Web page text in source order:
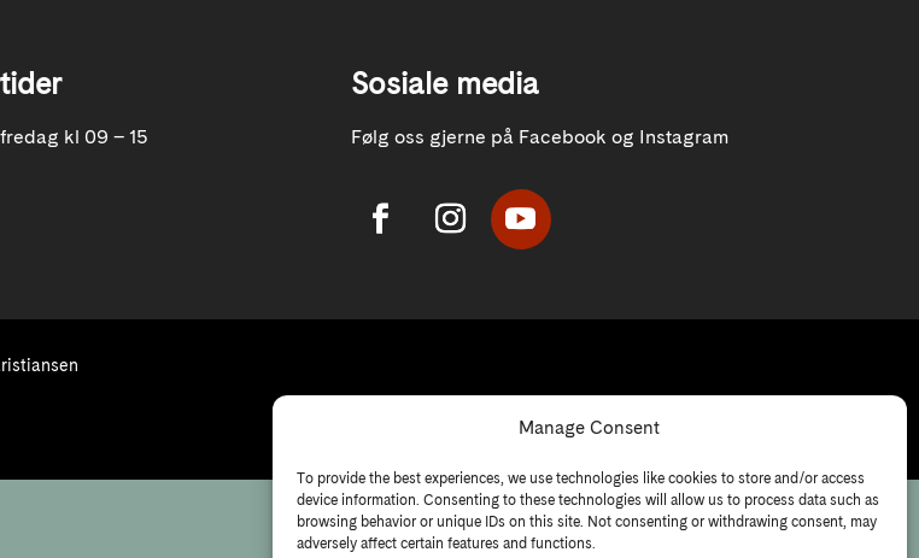
Manage Consent
To provide the best experiences, we use technologies like cookies to store and/or access
device information. Consenting to these technologies will allow us to process data such as
browsing behavior or unique IDs on this site. Not consenting or withdrawing consent, may
adversely affect certain features and functions.
kl 09 – 15
Sosiale media
Følg oss gjerne på Facebook og Instagram